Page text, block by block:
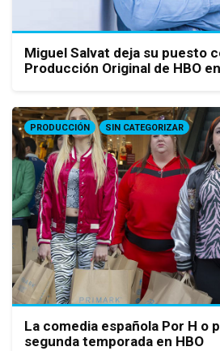
Miguel Salvat deja su puesto
Producción Original de HBO
PRODUCCIÓN SIN CATEGORIZAR
La comedia española Por H o
segunda temporada en HBO